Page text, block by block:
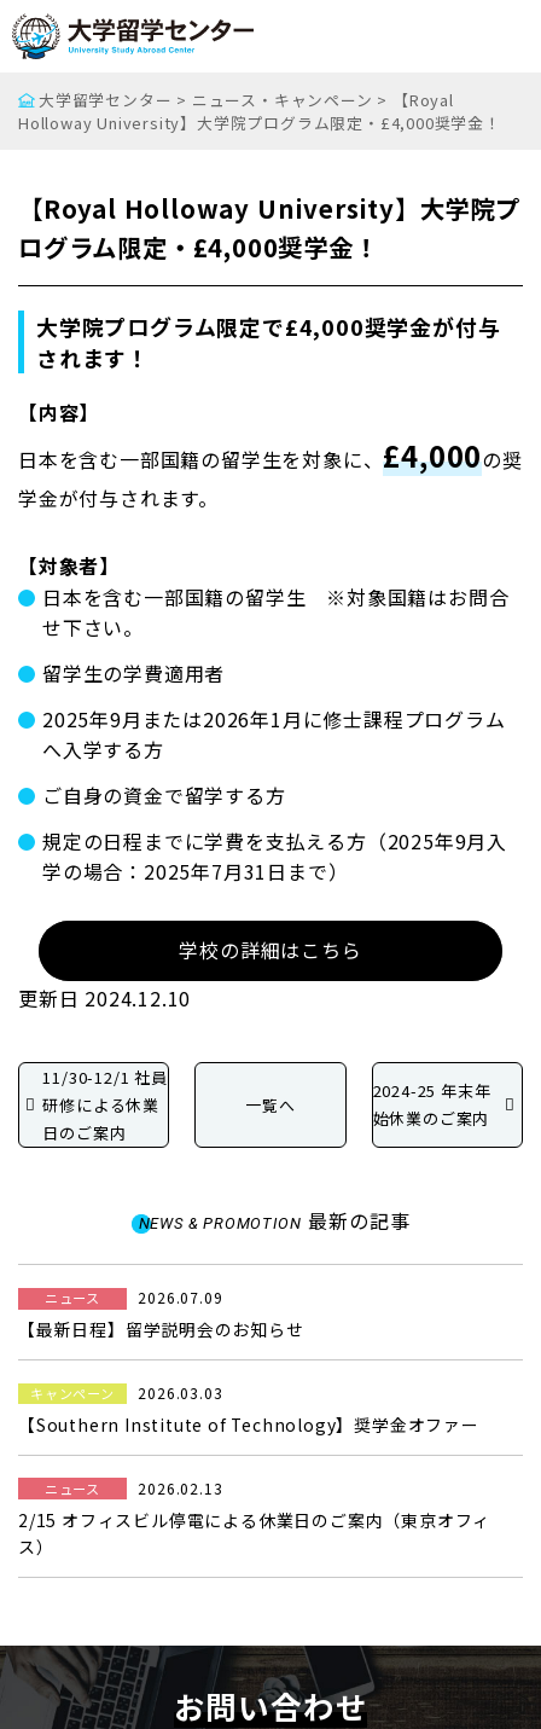
大学留学センター > ニュース・キャンペーン >
【Royal
Holloway University】大学院プログラム限定・£4,000奨学金！
【Royal Holloway University】大学院プ
ログラム限定・£4,000奨学金！
大学院プログラム限定で£4,000奨学金が付与
されます！
【内容】
日本を含む一部国籍の留学生を対象に、£4,000の奨
学金が付与されます。
【対象者】
日本を含む一部国籍の留学生 ※対象国籍はお問合
せ下さい。
留学生の学費適用者
2025年9月または2026年1月に修士課程プログラム
へ入学する方
ご自身の資金で留学する方
規定の日程までに学費を支払える方（2025年9月入
学の場合：2025年7月31日まで）
学校の詳細はこちら
更新日 2024.12.10
11/30-12/1 社員
研修による休業
日のご案内
一覧へ
2024-25 年末年
始休業のご案内
NEWS & PROMOTION 最新の記事
ニュース 2026.07.09
【最新日程】留学説明会のお知らせ
キャンペーン 2026.03.03
【Southern Institute of Technology】奨学金オファー
ニュース 2026.02.13
2/15 オフィスビル停電による休業日のご案内（東京オフィ
ス）
お問い合わせ